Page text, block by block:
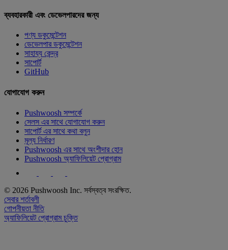
ব্যবহারকারী এবং ডেভেলপারদের জন্য
পণ্য ডকুমেন্টেশন
ডেভেলপার ডকুমেন্টেশন
সাহায্য কেন্দ্র
সাপোর্ট
GitHub
যোগাযোগ করুন
Pushwoosh সম্পর্কে
সেলস এর সাথে যোগাযোগ করুন
সাপোর্ট এর সাথে কথা বলুন
মূল্য নির্ধারণ
Pushwoosh এর সাথে অংশীদার হোন
Pushwoosh অ্যাফিলিয়েট প্রোগ্রাম
© 2026 Pushwoosh Inc. সর্বস্বত্ব সংরক্ষিত.
সেবার শর্তাবলী
গোপনীয়তা নীতি
অ্যাফিলিয়েট প্রোগ্রাম চুক্তি